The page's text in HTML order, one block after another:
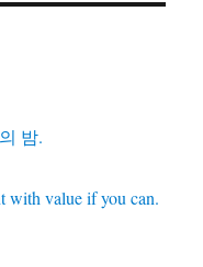
밤.
with value if you can.